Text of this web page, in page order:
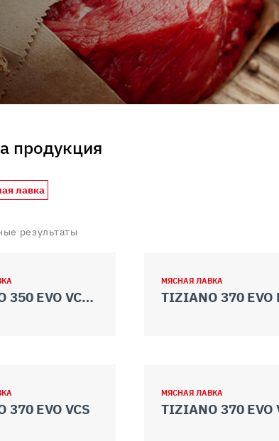
dei loro servizi.
продукция
лавка
результаты
TIZIANO 350 EVO VCS TOP
МЯСНАЯ ЛАВКА
TIZIANO 370 EVO
370 EVO VCS
МЯСНАЯ ЛАВКА